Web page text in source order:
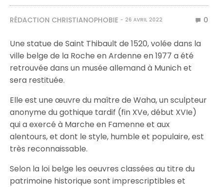
RÉDACTION CHRISTIANOPHOBIE 26 AVRIL 2022 0
Une statue de Saint Thibault de 1520, volée dans la
ville belge de la Roche en Ardenne en 1977 a été
retrouvée dans un musée allemand à Munich et
sera restituée.
Elle est une œuvre du maître de Waha, un sculpteur
anonyme du gothique tardif (fin XVe, début XVIe)
qui a exercé à Marche en Famenne et aux
alentours, et dont le style, humble et populaire, est
très reconnaissable.
Selon la loi belge les oeuvres classées au titre du
patrimoine historique sont imprescriptibles et